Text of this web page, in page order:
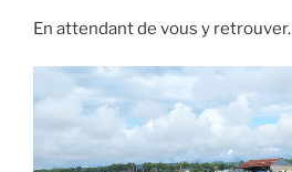
En attendant de vous y retrouver.